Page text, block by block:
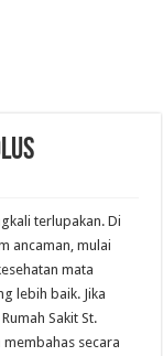
terlupakan. Di
ancaman, mulai
mata
lebih baik. Jika
Sakit St.
secara